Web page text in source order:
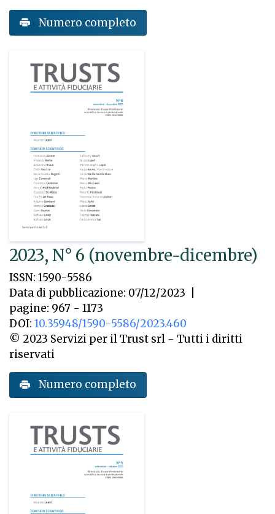
Numero completo
2023, N° 6 (novembre-dicembre)
ISSN: 1590-5586
Data di pubblicazione: 07/12/2023
pagine: 967 - 1173
DOI: 10.35948/1590-5586/2023.460
© 2023 Servizi per il Trust srl - Tutti i diritti
riservati
Numero completo